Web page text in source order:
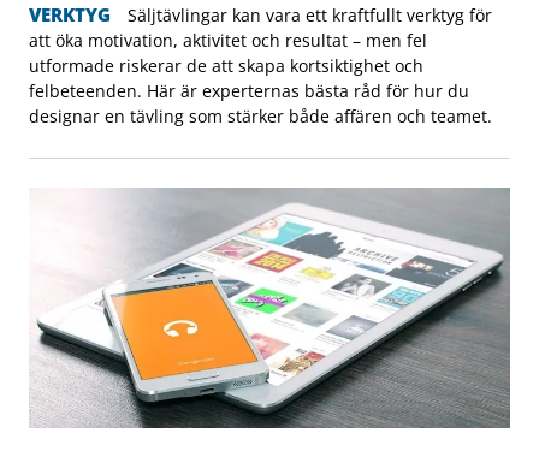
VERKTYG
Säljtävlingar kan vara ett kraftfullt verktyg för
att öka motivation, aktivitet och resultat – men fel
utformade riskerar de att skapa kortsiktighet och
felbeteenden. Här är experternas bästa råd för hur du
designar en tävling som stärker både affären och teamet.